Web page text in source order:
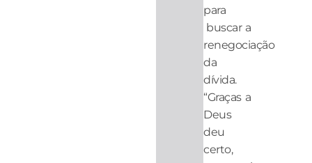
para
buscar a
renegociação
da
dívida.
“Graças a
Deus
deu
certo,